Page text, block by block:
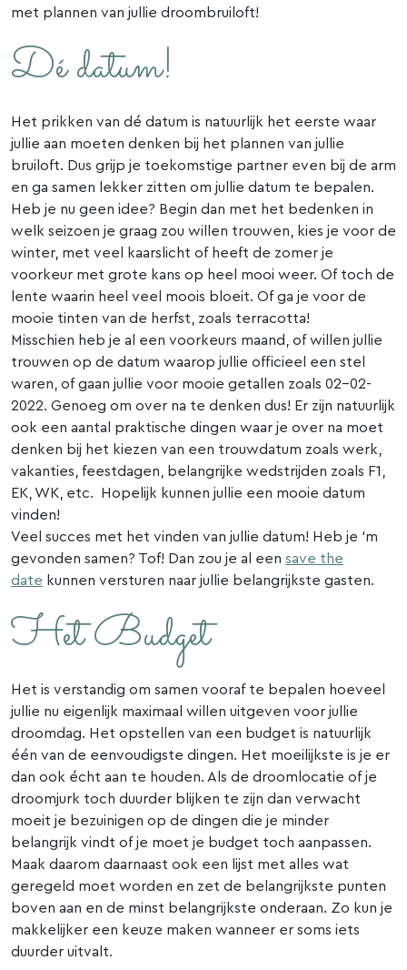
met plannen van jullie droombruiloft!
Dé datum!
Het prikken van dé datum is natuurlijk het eerste waar
jullie aan moeten denken bij het plannen van jullie
bruiloft. Dus grijp je toekomstige partner even bij de arm
en ga samen lekker zitten om jullie datum te bepalen.
Heb je nu geen idee? Begin dan met het bedenken in
welk seizoen je graag zou willen trouwen, kies je voor de
winter, met veel kaarslicht of heeft de zomer je
voorkeur met grote kans op heel mooi weer. Of toch de
lente waarin heel veel moois bloeit. Of ga je voor de
mooie tinten van de herfst, zoals terracotta!
Misschien heb je al een voorkeurs maand, of willen jullie
trouwen op de datum waarop jullie officieel een stel
waren, of gaan jullie voor mooie getallen zoals 02-02-
2022. Genoeg om over na te denken dus! Er zijn natuurlijk
ook een aantal praktische dingen waar je over na moet
denken bij het kiezen van een trouwdatum zoals werk,
vakanties, feestdagen, belangrijke wedstrijden zoals F1,
EK, WK, etc. Hopelijk kunnen jullie een mooie datum
vinden!
Veel succes met het vinden van jullie datum! Heb je ‘m
gevonden samen? Tof! Dan zou je al een save the
date kunnen versturen naar jullie belangrijkste gasten.
Het Budget
Het is verstandig om samen vooraf te bepalen hoeveel
jullie nu eigenlijk maximaal willen uitgeven voor jullie
droomdag. Het opstellen van een budget is natuurlijk
één van de eenvoudigste dingen. Het moeilijkste is je er
dan ook écht aan te houden. Als de droomlocatie of je
droomjurk toch duurder blijken te zijn dan verwacht
moeit je bezuinigen op de dingen die je minder
belangrijk vindt of je moet je budget toch aanpassen.
Maak daarom daarnaast ook een lijst met alles wat
geregeld moet worden en zet de belangrijkste punten
boven aan en de minst belangrijkste onderaan. Zo kun je
makkelijker een keuze maken wanneer er soms iets
duurder uitvalt.